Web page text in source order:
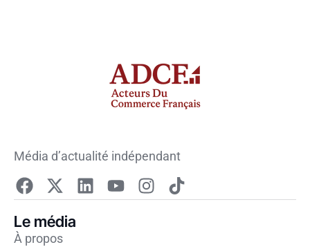
Média d’actualité indépendant
Le média
À propos